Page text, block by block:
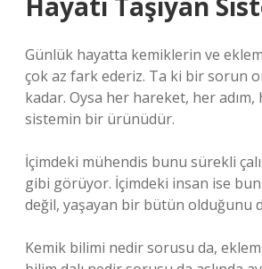
Günlük hayatta kemiklerin ve
çok az fark ederiz. Ta ki bir sorun
kadar. Oysa her hareket, her
sistemin bir ürünüdür.
İçimdeki mühendis bunu sürekli
gibi görüyor. İçimdeki insan ise
değil, yaşayan bir bütün olduğunu
Kemik bilimi nedir sorusu da,